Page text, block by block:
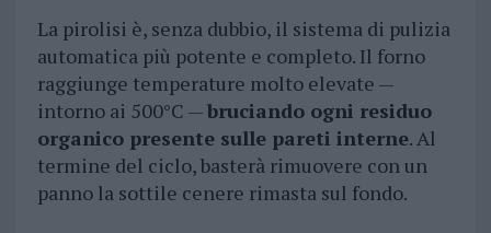
La pirolisi è, senza dubbio, il sistema di pulizia
automatica più potente e completo. Il forno
raggiunge temperature molto elevate —
intorno ai 500°C —bruciando ogni residuo
organico presente sulle pareti interne. Al
termine del ciclo, basterà rimuovere con un
panno la sottile cenere rimasta sul fondo.